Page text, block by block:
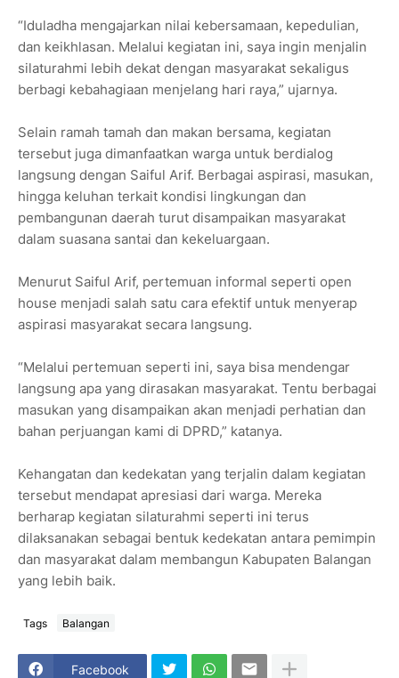
“Iduladha mengajarkan nilai kebersamaan, kepedulian,
dan keikhlasan. Melalui kegiatan ini, saya ingin menjalin
silaturahmi lebih dekat dengan masyarakat sekaligus
berbagi kebahagiaan menjelang hari raya,” ujarnya.
Selain ramah tamah dan makan bersama, kegiatan
tersebut juga dimanfaatkan warga untuk berdialog
langsung dengan Saiful Arif. Berbagai aspirasi, masukan,
hingga keluhan terkait kondisi lingkungan dan
pembangunan daerah turut disampaikan masyarakat
dalam suasana santai dan kekeluargaan.
Menurut Saiful Arif, pertemuan informal seperti open
house menjadi salah satu cara efektif untuk menyerap
aspirasi masyarakat secara langsung.
“Melalui pertemuan seperti ini, saya bisa mendengar
langsung apa yang dirasakan masyarakat. Tentu berbagai
masukan yang disampaikan akan menjadi perhatian dan
bahan perjuangan kami di DPRD,” katanya.
Kehangatan dan kedekatan yang terjalin dalam kegiatan
tersebut mendapat apresiasi dari warga. Mereka
berharap kegiatan silaturahmi seperti ini terus
dilaksanakan sebagai bentuk kedekatan antara pemimpin
dan masyarakat dalam membangun Kabupaten Balangan
yang lebih baik.
Tags Balangan
Facebook